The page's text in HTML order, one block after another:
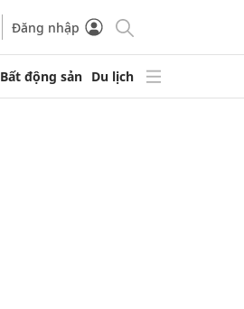
Đăng nhập
Bất động sản Du lịch